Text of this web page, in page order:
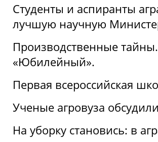
Студенты и аспиранты
лучшую научную
Производственные
«Юбилейный».
Первая всероссийская
Ученые агровуза
На уборку становись: в